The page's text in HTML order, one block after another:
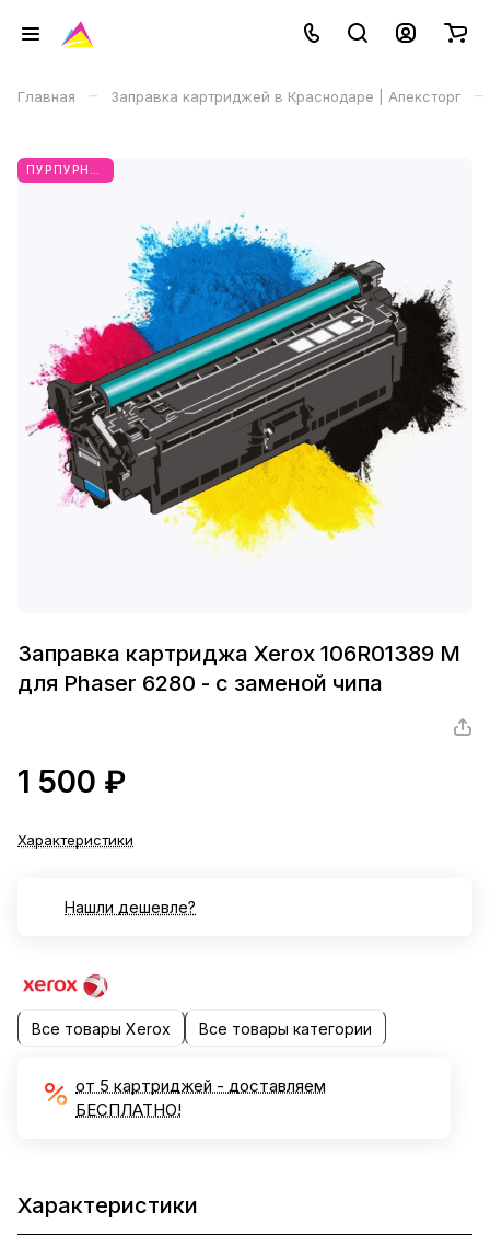
Главная – Заправка картриджей в Краснодаре | Апексторг –
Заправка картриджа Xerox 106R01389 M
для Phaser 6280 - с заменой чипа
1 500 ₽
Характеристики
Нашли дешевле?
Все товары Xerox Все товары категории
от 5 картриджей - доставляем
БЕСПЛАТНО!
Характеристики